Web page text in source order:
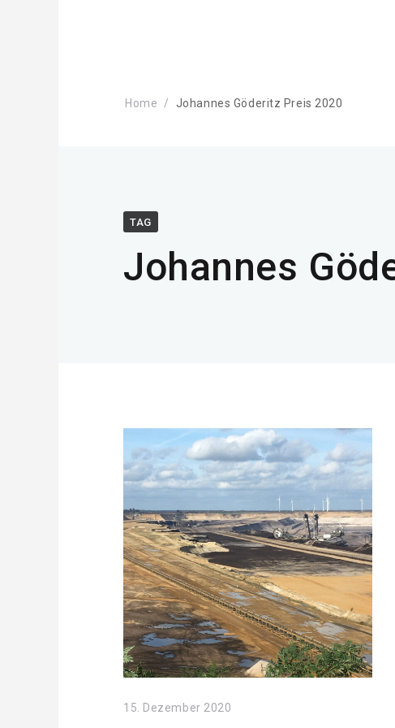
Home Johannes Göderitz Preis 2020
TAG
Johannes
15. Dezember 2020